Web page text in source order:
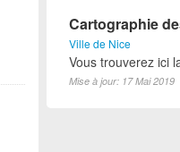
Cartographie
Ville de Nice
Vous trouverez ici
Mise à jour: 17 Mai 2019